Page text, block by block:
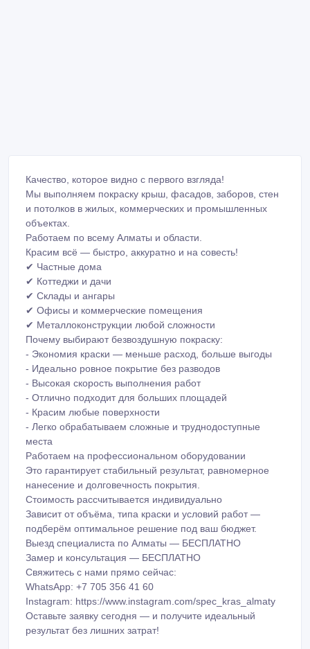
Качество, которое видно с первого взгляда!
Мы выполняем покраску крыш, фасадов, заборов, стен
и потолков в жилых, коммерческих и промышленных
объектах.
Работаем по всему Алматы и области.
Красим всё — быстро, аккуратно и на совесть!
✔ Частные дома
✔ Коттеджи и дачи
✔ Склады и ангары
✔ Офисы и коммерческие помещения
✔ Металлоконструкции любой сложности
Почему выбирают безвоздушную покраску:
- Экономия краски — меньше расход, больше выгоды
- Идеально ровное покрытие без разводов
- Высокая скорость выполнения работ
- Отлично подходит для больших площадей
- Красим любые поверхности
- Легко обрабатываем сложные и труднодоступные
места
Работаем на профессиональном оборудовании
Это гарантирует стабильный результат, равномерное
нанесение и долговечность покрытия.
Стоимость рассчитывается индивидуально
Зависит от объёма, типа краски и условий работ —
подберём оптимальное решение под ваш бюджет.
Выезд специалиста по Алматы — БЕСПЛАТНО
Замер и консультация — БЕСПЛАТНО
Свяжитесь с нами прямо сейчас:
WhatsApp: +7 705 356 41 60
Instagram: https://www.instagram.com/spec_kras_almaty
Оставьте заявку сегодня — и получите идеальный
результат без лишних затрат!